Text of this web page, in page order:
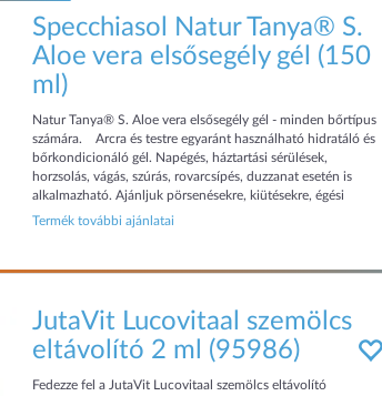
Specchiasol Natur Tanya® S.
Aloe vera elsősegély gél (150
ml)
Natur Tanya® S. Aloe vera elsősegély gél - minden bőrtípus
számára. Arcra és testre egyaránt használható hidratáló és
bőrkondicionáló gél. Napégés, háztartási sérülések,
horzsolás, vágás, szúrás, rovarcsípés, duzzanat esetén is
alkalmazható. Ajánljuk pörsenésekre, kiütésekre, égési
sérülésekre. Az Aloe verának köszönhetően még a
Termék további ajánlatai
JutaVit Lucovitaal szemölcs
eltávolító 2 ml (95986)
Fedezze fel a JutaVit Lucovitaal szemölcs eltávolító